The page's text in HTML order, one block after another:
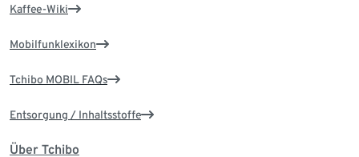
Kaffee-Wiki
Mobilfunklexikon
Tchibo MOBIL FAQs
Entsorgung / Inhaltsstoffe
Über Tchibo